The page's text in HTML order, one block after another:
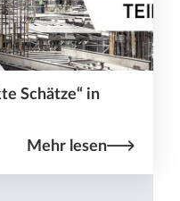
Schätze“ in
Mehr lesen